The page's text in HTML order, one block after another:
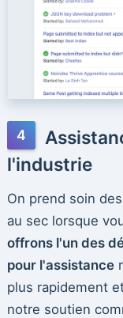
l'industrie
On prend soin
au sec lorsque
offrons l'un des
pour l'assistance
plus rapidement
notre soutien